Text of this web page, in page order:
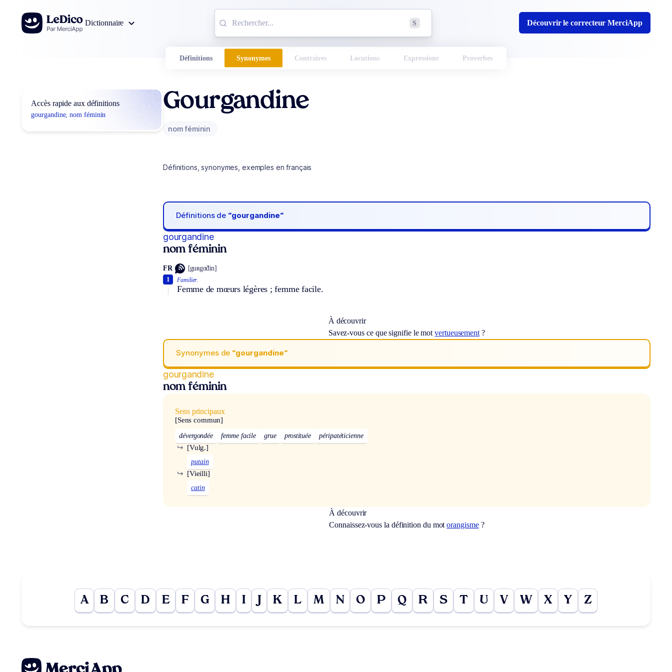
Aller au contenu
Dictionnaire
S Découvrir le correcteur MerciApp
Définitions Synonymes Contraires Locutions Expressions Proverbes
Accès rapide aux définitions
gourgandine, nom féminin
Gourgandine
nom féminin
Définitions, synonymes, exemples en français
Définitions de “gourgandine“
gourgandine
nom féminin
FR [guʀgɑ̃din]
Familier.
Femme de mœurs légères ; femme facile.
1
À découvrir
Savez-vous ce que signifie le motvertueusement ?
Synonymes de “gourgandine“
gourgandine
nom féminin
Sens principaux
[Sens commun]
dévergondée femme facile grue prostituée péripatéticienne
[Vulg.]
↪
putain
[Vieilli]
↪
catin
À découvrir
Connaissez-vous la définition du motorangisme?
A B C D E F G H I J K L M N O P Q R S T U V W X Y Z